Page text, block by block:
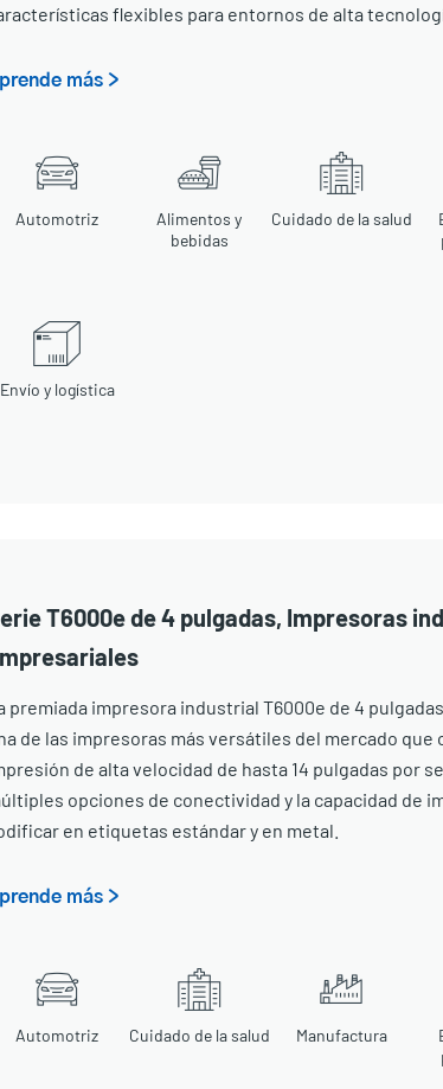
flexibles para entornos de alta
más >
Automotriz
Alimentos y
bebidas
Cuidado de la salud
Envío y logística
T6000e de 4 pulgadas, Impresoras
premiada impresora industrial T6000e de 4
de las impresoras más versátiles del mercado que
de alta velocidad de hasta 14 pulgadas por
opciones de conectividad y la capacidad de
en etiquetas estándar y en metal.
más >
Automotriz Cuidado de la salud Manufactura